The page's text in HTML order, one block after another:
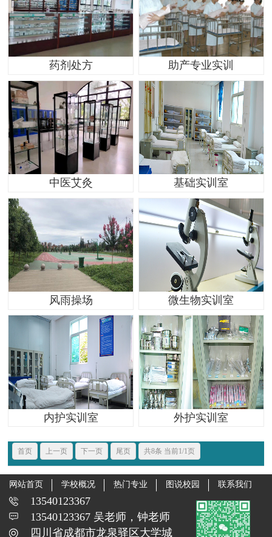
药剂处方 助产专业实训
中医艾灸 基础实训室
风雨操场 微生物实训室
内护实训室 外护实训室
首页 上一页 下一页 尾页 共8条 当前1/1页
网站首页 学校概况 热门专业 图说校园 联系我们
13540123367
13540123367 吴老师，钟老师
四川省成都市龙泉驿区大学城